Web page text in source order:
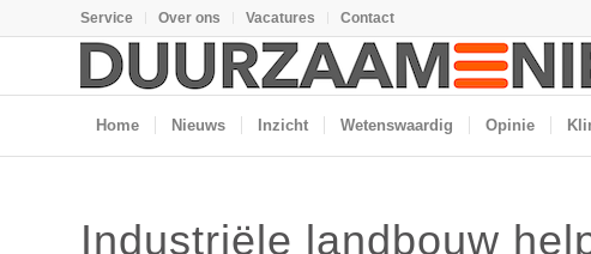
Service Over ons Vacatures Contact
Home Nieuws Inzicht Wetenswaardig Opinie
Industriële landbouw